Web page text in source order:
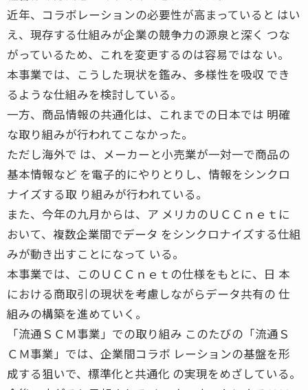
近年、コラボレーションの必要性が高まっていると はい
え、現存する仕組みが企業の競争力の源泉と深く つな
がっているため、これを変更するのは容易ではな い。
本事業では、こうした現状を鑑み、多様性を吸収 でき
るような仕組みを検討している。
一方、商品情報の共通化は、これまでの日本では 明確
な取り組みが行われてこなかった。
ただし海外で は、メーカーと小売業が一対一で商品の
基本情報など を電子的にやりとりし、情報をシンクロ
ナイズする取 り組みが行われている。
また、今年の九月からは、ア メリカのＵＣＣｎｅｔに
おいて、複数企業間でデータ をシンクロナイズする仕組
みが動き出すことになって いる。
本事業では、このＵＣＣｎｅｔの仕様をもとに、日 本
における商取引の現状を考慮しながらデータ共有の 仕
組みの構築を進めていく。
「流通ＳＣＭ事業」での取り組み このたびの「流通Ｓ
ＣＭ事業」では、企業間コラボ レーションの基盤を形
成する狙いで、標準化と共通化 の実現をめざしている。